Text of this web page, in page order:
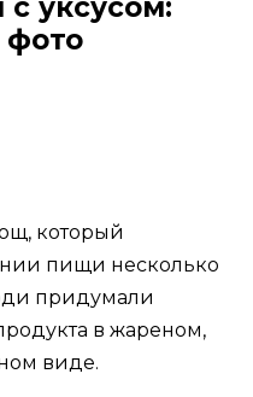
уксусом:
фото
который
пищи несколько
придумали
в жареном,
виде.